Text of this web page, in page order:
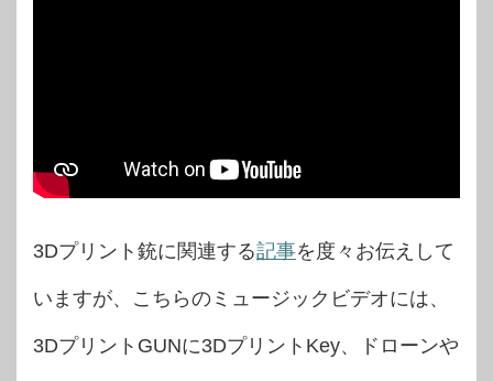
3Dプリント銃に関連する記事を度々お伝えして
いますが、こちらのミュージックビデオには、
3DプリントGUNに3DプリントKey、ドローンや